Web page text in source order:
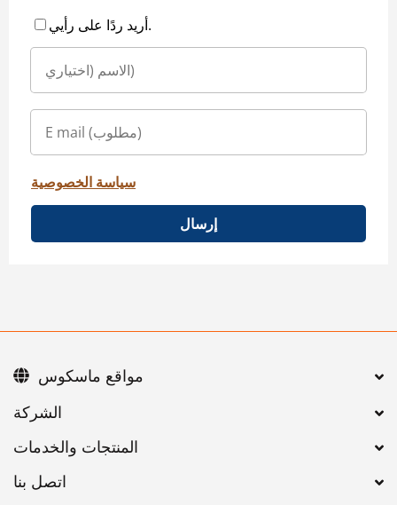
أريد ردًا على رأيي.
سياسة الخصوصية
إرسال
اتصل بنا
مواقع ماسكوس